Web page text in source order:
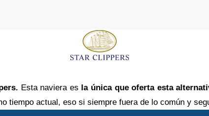
Esta naviera es la única que oferta esta
tiempo actual, eso si siempre fuera de lo común y